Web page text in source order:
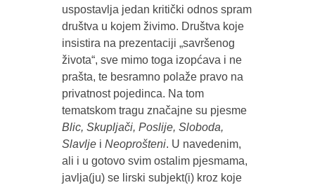
uspostavlja jedan kritički odnos spram
društva u kojem živimo. Društva koje
insistira na prezentaciji „savršenog
života“, sve mimo toga izopćava i ne
prašta, te besramno polaže pravo na
privatnost pojedinca. Na tom
tematskom tragu značajne su pjesme
Blic, Skupljači, Poslije, Sloboda,
Slavljei Neoprošteni. U navedenim,
ali i u gotovo svim ostalim pjesmama,
javlja(ju) se lirski subjekt(i) kroz koje